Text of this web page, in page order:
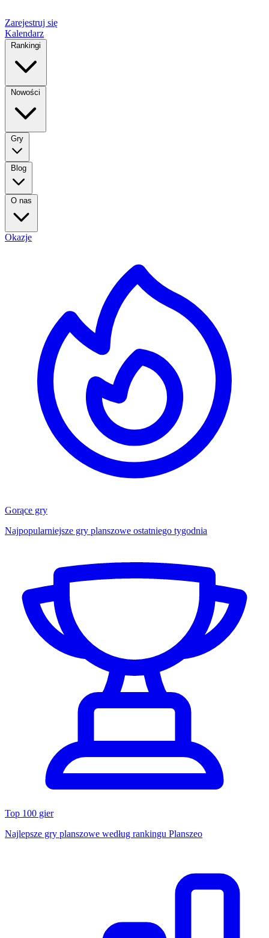
Zarejestruj się
Kalendarz
Rankingi
Nowości
Gry
Blog
O nas
Okazje
Gorące gry
Najpopularniejsze gry planszowe ostatniego tygodnia
Top 100 gier
Najlepsze gry planszowe według rankingu Planszeo